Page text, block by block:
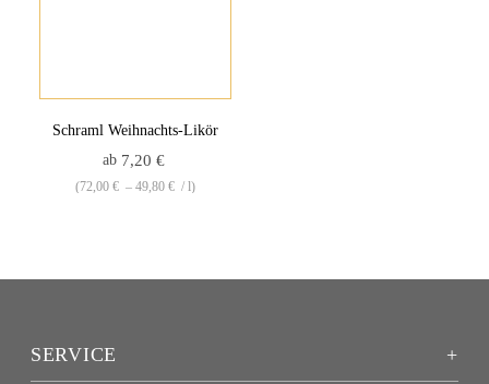
Schraml Weihnachts-Likör
ab 7,20 €
(72,00 € – 49,80 € /l)
SERVICE